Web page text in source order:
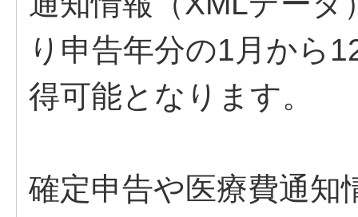
り申告年分の1月から
得可能となります。
確定申告や医療費通知